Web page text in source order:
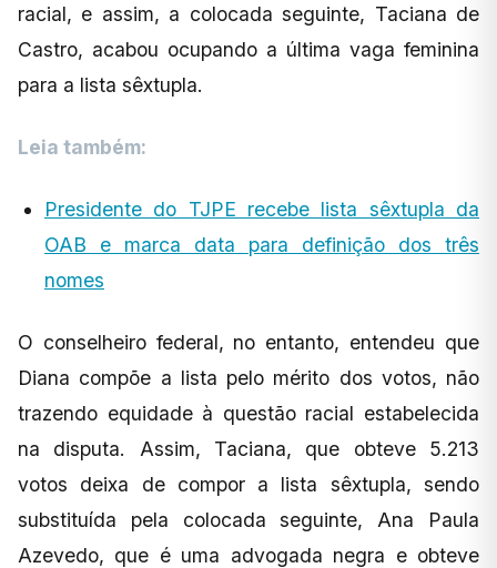
racial, e assim, a colocada seguinte, Taciana de
Castro, acabou ocupando a última vaga feminina
para a lista sêxtupla.
Leia também:
Presidente do TJPE recebe lista sêxtupla da
OAB e marca data para definição dos três
nomes
O conselheiro federal, no entanto, entendeu que
Diana compõe a lista pelo mérito dos votos, não
trazendo equidade à questão racial estabelecida
na disputa. Assim, Taciana, que obteve 5.213
votos deixa de compor a lista sêxtupla, sendo
substituída pela colocada seguinte, Ana Paula
Azevedo, que é uma advogada negra e obteve